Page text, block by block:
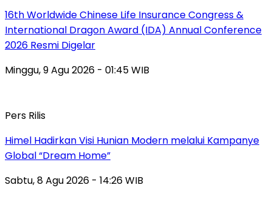
16th Worldwide Chinese Life Insurance Congress &
International Dragon Award (IDA) Annual Conference
2026 Resmi Digelar
Minggu, 9 Agu 2026 - 01:45 WIB
Pers Rilis
Himel Hadirkan Visi Hunian Modern melalui Kampanye
Global “Dream Home”
Sabtu, 8 Agu 2026 - 14:26 WIB